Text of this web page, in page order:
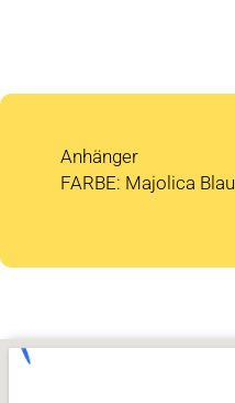
Anhänger
FARBE: Majolica Blau